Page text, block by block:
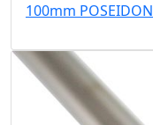
100mm POSEIDON